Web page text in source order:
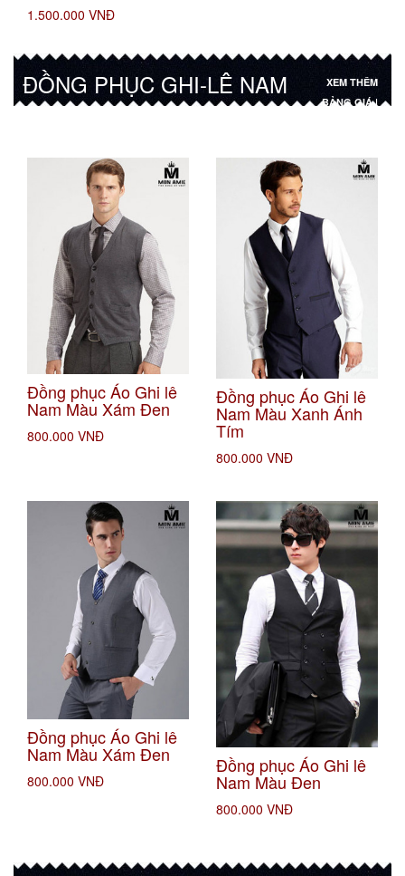
1.500.000 VNĐ
ĐỒNG PHỤC GHI-LÊ NAM
XEM THÊM
BẢNG GIÁ |
Đồng phục Áo Ghi lê
Nam Màu Xám Đen
800.000 VNĐ
Đồng phục Áo Ghi lê
Nam Màu Xanh Ánh
Tím
800.000 VNĐ
Đồng phục Áo Ghi lê
Nam Màu Xám Đen
800.000 VNĐ
Đồng phục Áo Ghi lê
Nam Màu Đen
800.000 VNĐ